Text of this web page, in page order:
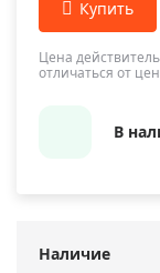
Цена
отличаться от
В
Наличие